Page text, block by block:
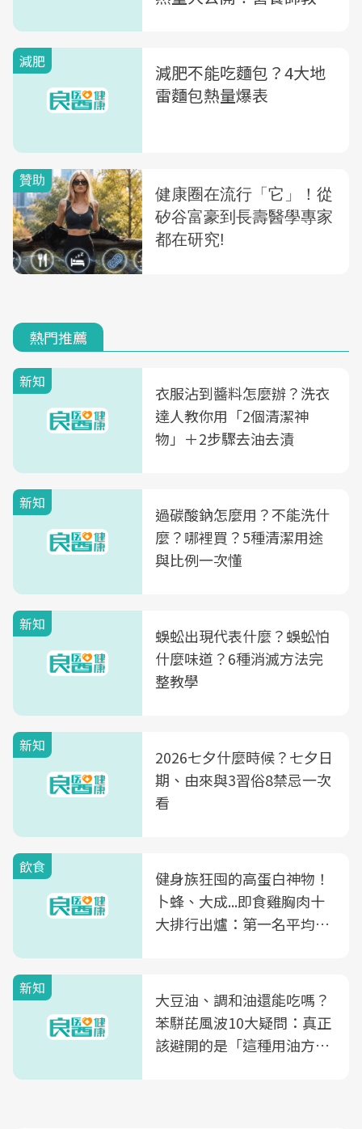
減肥
減肥不能吃麵包？4大地
雷麵包熱量爆表
熱門推薦
新知
衣服沾到醬料怎麼辦？洗衣
達人教你用「2個清潔神
物」＋2步驟去油去漬
新知
過碳酸鈉怎麼用？不能洗什
麼？哪裡買？5種清潔用途
與比例一次懂
新知
蜈蚣出現代表什麼？蜈蚣怕
什麼味道？6種消滅方法完
整教學
新知
2026七夕什麼時候？七夕日
期、由來與3習俗8禁忌一次
看
飲食
健身族狂囤的高蛋白神物！
卜蜂、大成...即食雞胸肉十
大排行出爐：第一名平均一
新知
大豆油、調和油還能吃嗎？
苯駢芘風波10大疑問：真正
該避開的是「這種用油方